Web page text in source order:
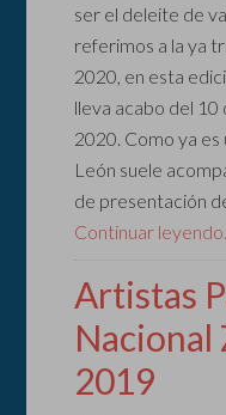
ser el deleite de
referimos a la ya
2020, en esta
lleva acabo del
2020. Como ya
León suele
de presentación
Continuar leyendo...
Artistas
Nacional
2019